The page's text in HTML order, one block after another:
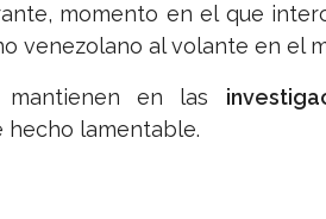
momento en el que
venezolano al volante en el
mantienen en las
hecho lamentable.